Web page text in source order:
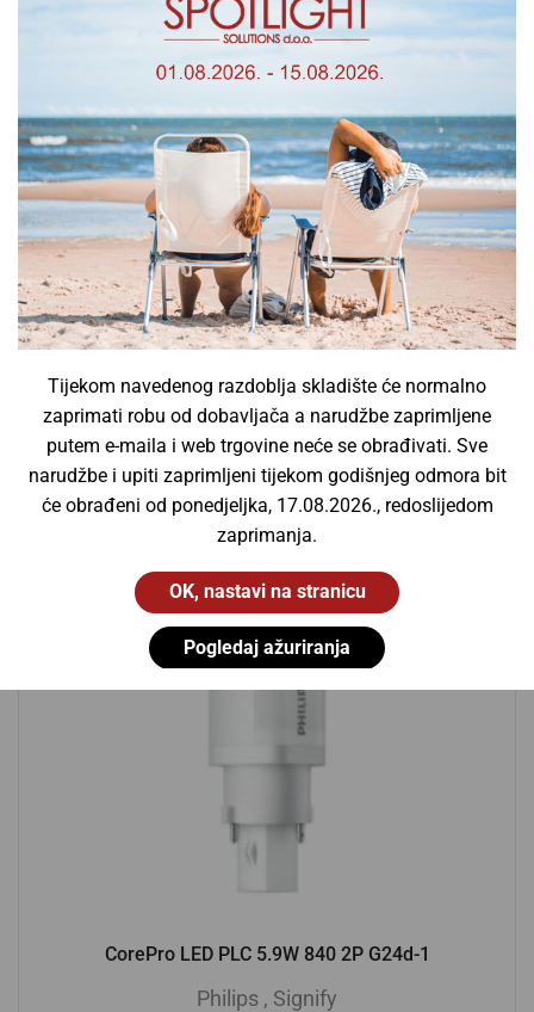
Tijekom navedenog razdoblja skladište će normalno
zaprimati robu od dobavljača a narudžbe zaprimljene
putem e-maila i web trgovine neće se obrađivati. Sve
narudžbe i upiti zaprimljeni tijekom godišnjeg odmora bit
će obrađeni od ponedjeljka, 17.08.2026., redoslijedom
zaprimanja.
OK, nastavi na stranicu
Pogledaj ažuriranja
CorePro LED PLC 5.9W 830 2P G24d-1
Philips,Signify
7,29
€
Dodaj u košaricu
CorePro LED PLC 5.9W 840 2P G24d-1
Philips , Signify